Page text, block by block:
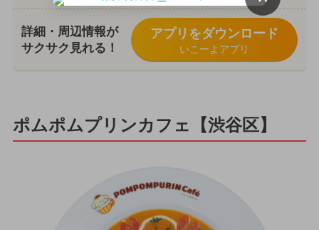
詳細・周辺情報が
サクサク見れる！
アプリをダウンロード
いこーよアプリ
ポムポムプリンカフェ【渋谷区】